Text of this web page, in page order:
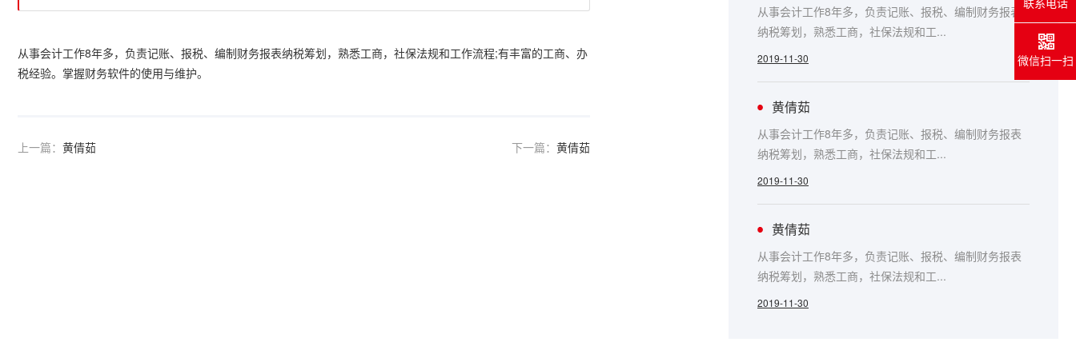
从事会计工作8年多，负责记账、报税、编制财务报表纳税筹划，熟悉工商，社保法规和工作流程;有丰富的工商、办
税经验。掌握财务软件的使用与维护。
上一篇： 黄倩茹 下一篇： 黄倩茹
从事会计工作8年多，负责记账、报税、编制财务报表
纳税筹划，熟悉工商，社保法规和工...
2019-11-30
黄倩茹
从事会计工作8年多，负责记账、报税、编制财务报表
纳税筹划，熟悉工商，社保法规和工...
2019-11-30
黄倩茹
从事会计工作8年多，负责记账、报税、编制财务报表
纳税筹划，熟悉工商，社保法规和工...
2019-11-30
微信扫一扫